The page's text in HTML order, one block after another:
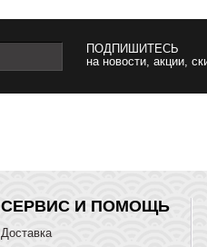
ПОДПИШИТЕСЬ
на новости, акции,
СЕРВИС И ПОМОЩЬ
Доставка